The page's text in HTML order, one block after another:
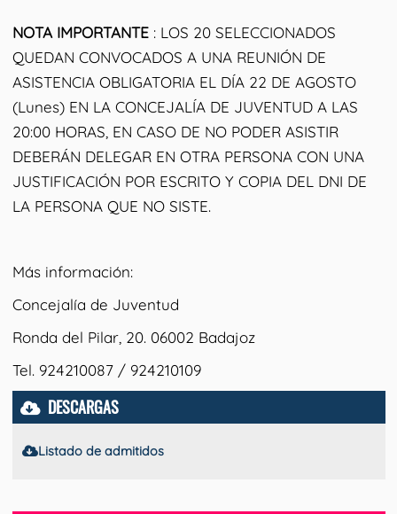
NOTA IMPORTANTE: LOS 20 SELECCIONADOS
QUEDAN CONVOCADOS A UNA REUNIÓN DE
ASISTENCIA OBLIGATORIA EL DÍA 22 DE AGOSTO
(Lunes) EN LA CONCEJALÍA DE JUVENTUD A LAS
20:00 HORAS, EN CASO DE NO PODER ASISTIR
DEBERÁN DELEGAR EN OTRA PERSONA CON UNA
JUSTIFICACIÓN POR ESCRITO Y COPIA DEL DNI DE
LA PERSONA QUE NO SISTE.
Más información:
Concejalía de Juventud
Ronda del Pilar, 20. 06002 Badajoz
Tel. 924210087 / 924210109
DESCARGAS
Listado de admitidos